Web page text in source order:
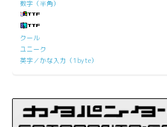
数字（半角）
クール
ユニーク
英字／かな入力（1byte）